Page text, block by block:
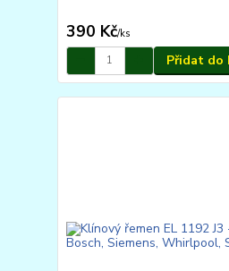
390 Kč/ks
Přidat do